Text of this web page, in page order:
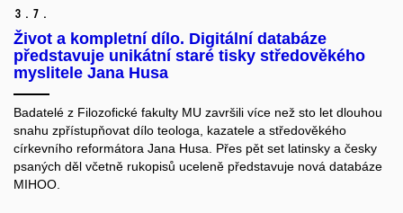
3. 7.
Život a kompletní dílo. Digitální databáze
představuje unikátní staré tisky středověkého
myslitele Jana Husa
Badatelé z Filozofické fakulty MU završili více než sto let dlouhou
snahu zpřístupňovat dílo teologa, kazatele a středověkého
církevního reformátora Jana Husa. Přes pět set latinsky a česky
psaných děl včetně rukopisů uceleně představuje nová databáze
MIHOO.